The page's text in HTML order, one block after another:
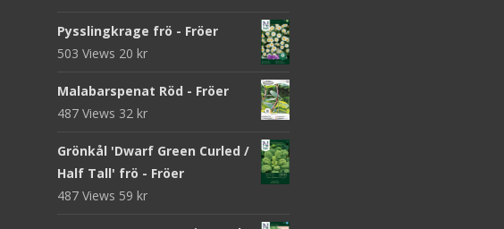
Pysslingkrage frö - Fröer
503 Views 20 kr
Malabarspenat Röd - Fröer
487 Views 32 kr
Grönkål 'Dwarf Green Curled /
Half Tall' frö - Fröer
487 Views 59 kr